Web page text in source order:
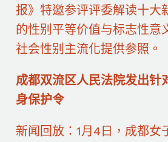
报》特邀参评评委解读十大
的性别平等价值与标志性意
社会性别主流化提供参照。
成都双流区人民法院发出针
身保护令
新闻回放：1月4日，成都女